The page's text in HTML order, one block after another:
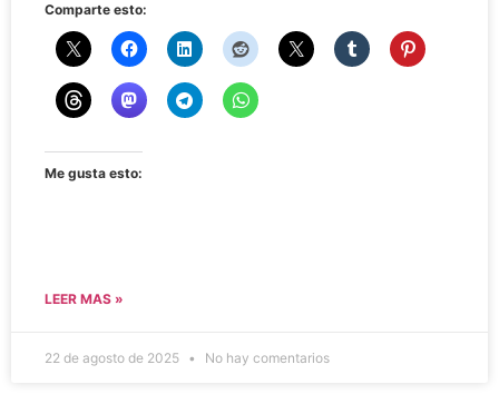
Comparte esto:
Me gusta esto:
LEER MAS »
22 de agosto de 2025 No hay comentarios